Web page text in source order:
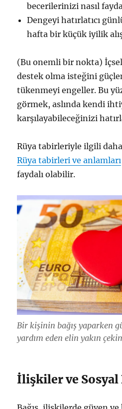
becerilerinizi nasıl
Dengeyi hatırlatıcı
hafta bir küçük iyilik
(Bu onemli bir nokta)
destek olma isteğini
tükenmeyi engeller. Bu
görmek, aslında kendi
karşılayabileceğinizi
Rüya tabirleriyle ilgili
Rüya tabirleri ve anlamları
faydalı olabilir.
Bir kişinin bağış yaparken
yardım eden elin yakın
İlişkiler ve